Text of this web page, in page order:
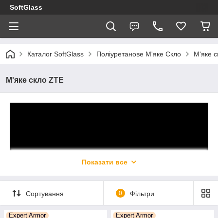
SoftGlass
Каталог SoftGlass Поліуретанове М'яке Скло М'яке
М'яке скло ZTE
Виробництво М'якого Скла SoftGlass - це використання
Показати все
Сортування 0 Фільтри
Expert Armor Expert Armor